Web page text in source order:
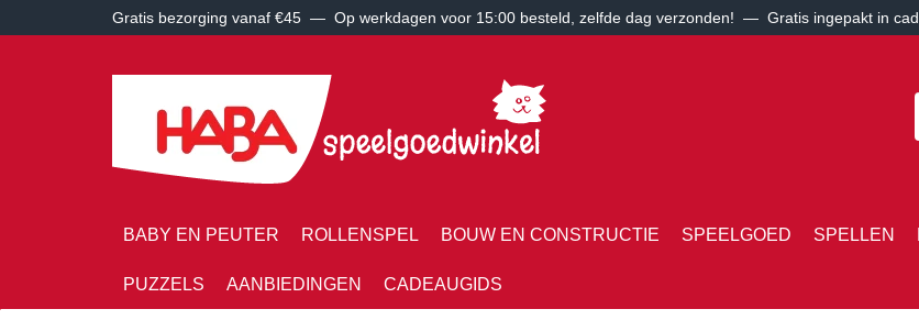
Gratis bezorging vanaf €45 — Op werkdagen voor 15:00 besteld, zelfde dag verzonden! — Gratis ingepakt in
BABY EN PEUTER ROLLENSPEL BOUW EN CONSTRUCTIE SPEELGOED SPELLEN
PUZZELS AANBIEDINGEN CADEAUGIDS